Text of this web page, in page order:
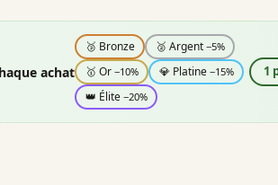
achat
🥉 Bronze 🥈 Argent −5%
🥇 Or −10% 💎 Platine −15%
👑 Élite −20%
1